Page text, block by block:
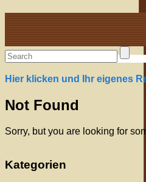
Alte Rezepte online
Hier klicken und Ihr eigenes
Not Found
Sorry, but you are looking for
Kategorien